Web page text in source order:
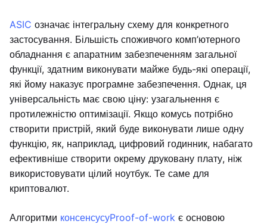
ASIC означає інтегральну схему для конкретного
застосування. Більшість споживчого комп’ютерного
обладнання є апаратним забезпеченням загальної
функції, здатним виконувати майже будь-які операції,
які йому наказує програмне забезпечення. Однак, ця
універсальність має свою ціну: узагальнення є
протилежністю оптимізації. Якщо комусь потрібно
створити пристрій, який буде виконувати лише одну
функцію, як, наприклад, цифровий годинник, набагато
ефективніше створити окрему друковану плату, ніж
використовувати цілий ноутбук. Те саме для
криптовалют.
Алгоритми консенсусуProof-of-work є основою